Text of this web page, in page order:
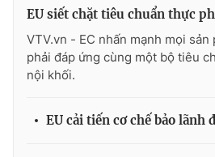
® Cấm sao chép dưới mọi hình thức
thuận bằng văn bản. Ghi rõ nguồn
thông tin từ website này.
EU siết chặt tiêu chuẩn thực
VTV.vn - EC nhấn mạnh mọi sản
phải đáp ứng cùng một bộ tiêu
nội khối.
EU cải tiến cơ chế bảo lãnh